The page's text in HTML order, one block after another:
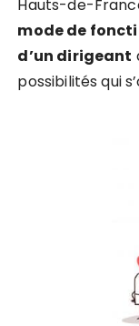
Hauts-de-
mode de
d’un dirigeant
possibilités qui